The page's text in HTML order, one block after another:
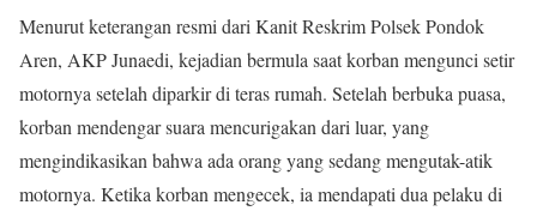
Menurut keterangan resmi dari Kanit Reskrim Polsek Pondok
Aren, AKP Junaedi, kejadian bermula saat korban mengunci setir
motornya setelah diparkir di teras rumah. Setelah berbuka puasa,
korban mendengar suara mencurigakan dari luar, yang
mengindikasikan bahwa ada orang yang sedang mengutak-atik
motornya. Ketika korban mengecek, ia mendapati dua pelaku di